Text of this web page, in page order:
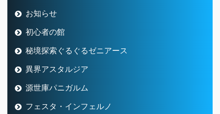
お知らせ
初心者の館
秘境探索ぐるぐるゼニアース
異界アスタルジア
源世庫パニガルム
フェスタ・インフェルノ